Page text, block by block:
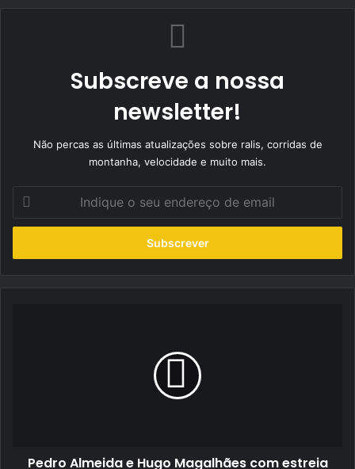
Subscreve a nossa
newsletter!
Não percas as últimas atualizações sobre ralis, corridas de
montanha, velocidade e muito mais.
seu
de
RomaPedro Almeida e Hugo Magalhães com estreia